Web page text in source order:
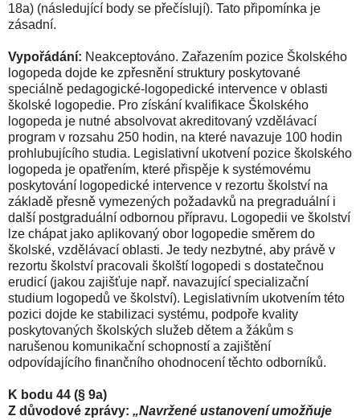
18a) (následující body se přečíslují). Tato připomínka je
zásadní.
Vypořádání: Neakceptováno. Zařazením pozice Školského
logopeda dojde ke zpřesnění struktury poskytované
speciálně pedagogické-logopedické intervence v oblasti
školské logopedie. Pro získání kvalifikace Školského
logopeda je nutné absolvovat akreditovaný vzdělávací
program v rozsahu 250 hodin, na které navazuje 100 hodin
prohlubujícího studia. Legislativní ukotvení pozice školského
logopeda je opatřením, které přispěje k systémovému
poskytování logopedické intervence v rezortu školství na
základě přesně vymezených požadavků na pregraduální i
další postgraduální odbornou přípravu. Logopedii ve školství
lze chápat jako aplikovaný obor logopedie směrem do
školské, vzdělávací oblasti. Je tedy nezbytné, aby právě v
rezortu školství pracovali školští logopedi s dostatečnou
erudicí (jakou zajišťuje např. navazující specializační
studium logopedů ve školství). Legislativním ukotvením této
pozici dojde ke stabilizaci systému, podpoře kvality
poskytovaných školských služeb dětem a žákům s
narušenou komunikační schopností a zajištění
odpovídajícího finančního ohodnocení těchto odborníků.
K bodu 44 (§ 9a)
Z důvodové zprávy: „Navržené ustanovení umožňuje